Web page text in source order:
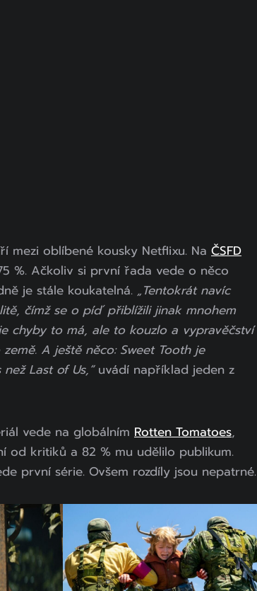
mezi oblíbené kousky Netflixu. Na ČSFD
%. Ačkoliv si první řada vede o něco
je stále koukatelná. „Tentokrát navíc
čímž se o píď přiblížili jinak mnohem
chyby to má, ale to kouzlo a vypravěčství
A ještě něco: Sweet Tooth je
Last of Us,“uvádí například jeden z
vede na globálním Rotten Tomatoes,
od kritiků a 82 % mu udělilo publikum.
první série. Ovšem rozdíly jsou nepatrné.